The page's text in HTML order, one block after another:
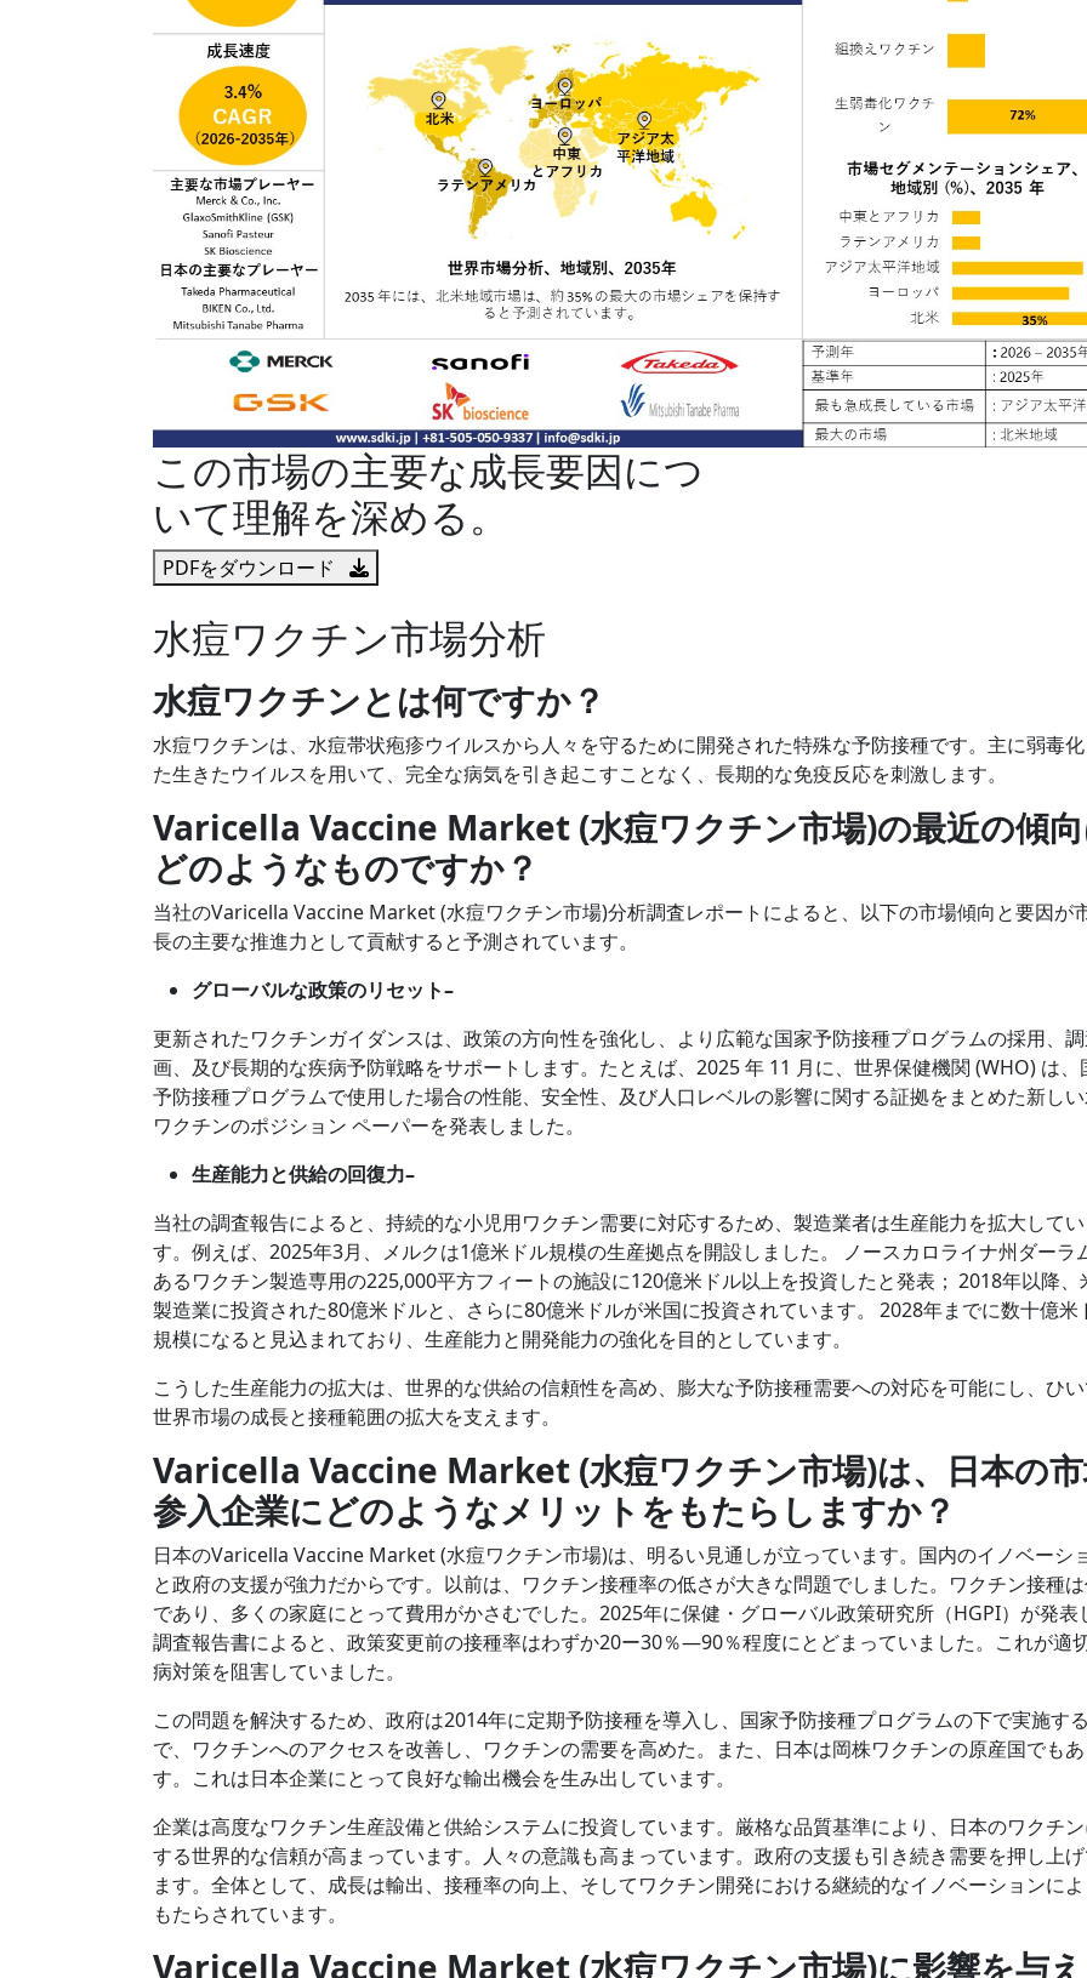
この市場の主要な成長要因につ
いて理解を深める。
PDFをダウンロード
水痘ワクチン市場分析
水痘ワクチンとは何ですか？
水痘ワクチンは、水痘帯状疱疹ウイルスから人々を守るために開発された特殊な予防接種です。主に弱毒
た生きたウイルスを用いて、完全な病気を引き起こすことなく、長期的な免疫反応を刺激します。
Varicella Vaccine Market (水痘ワクチン市場)の最近の傾
どのようなものですか？
当社のVaricella Vaccine Market (水痘ワクチン市場)分析調査レポートによると、以下の市場傾向と要因が
長の主要な推進力として貢献すると予測されています。
グローバルな政策のリセット–
更新されたワクチンガイダンスは、政策の方向性を強化し、より広範な国家予防接種プログラムの採用、
画、及び長期的な疾病予防戦略をサポートします。たとえば、2025 年 11 月に、世界保健機関 (WHO) は、
予防接種プログラムで使用した場合の性能、安全性、及び人口レベルの影響に関する証拠をまとめた新し
ワクチンのポジション ペーパーを発表しました。
生産能力と供給の回復力–
当社の調査報告によると、持続的な小児用ワクチン需要に対応するため、製造業者は生産能力を拡大して
す。例えば、2025年3月、メルクは1億米ドル規模の生産拠点を開設しました。 ノースカロライナ州ダーラ
あるワクチン製造専用の225,000平方フィートの施設に120億米ドル以上を投資したと発表； 2018年以降、
製造業に投資された80億米ドルと、さらに80億米ドルが米国に投資されています。 2028年までに数十億米
規模になると見込まれており、生産能力と開発能力の強化を目的としています。
こうした生産能力の拡大は、世界的な供給の信頼性を高め、膨大な予防接種需要への対応を可能にし、ひ
世界市場の成長と接種範囲の拡大を支えます。
Varicella Vaccine Market (水痘ワクチン市場)は、日本の
参入企業にどのようなメリットをもたらしますか？
日本のVaricella Vaccine Market (水痘ワクチン市場)は、明るい見通しが立っています。国内のイノベーシ
と政府の支援が強力だからです。以前は、ワクチン接種率の低さが大きな問題でしました。ワクチン接種
であり、多くの家庭にとって費用がかさむでした。2025年に保健・グローバル政策研究所（HGPI）が発表
調査報告書によると、政策変更前の接種率はわずか20ー30％―90％程度にとどまっていました。これが適
病対策を阻害していました。
この問題を解決するため、政府は2014年に定期予防接種を導入し、国家予防接種プログラムの下で実施す
で、ワクチンへのアクセスを改善し、ワクチンの需要を高めた。また、日本は岡株ワクチンの原産国でも
す。これは日本企業にとって良好な輸出機会を生み出しています。
企業は高度なワクチン生産設備と供給システムに投資しています。厳格な品質基準により、日本のワクチ
する世界的な信頼が高まっています。人々の意識も高まっています。政府の支援も引き続き需要を押し上
ます。全体として、成長は輸出、接種率の向上、そしてワクチン開発における継続的なイノベーションに
もたらされています。
Varicella Vaccine Market (水痘ワクチン市場)に影響を与